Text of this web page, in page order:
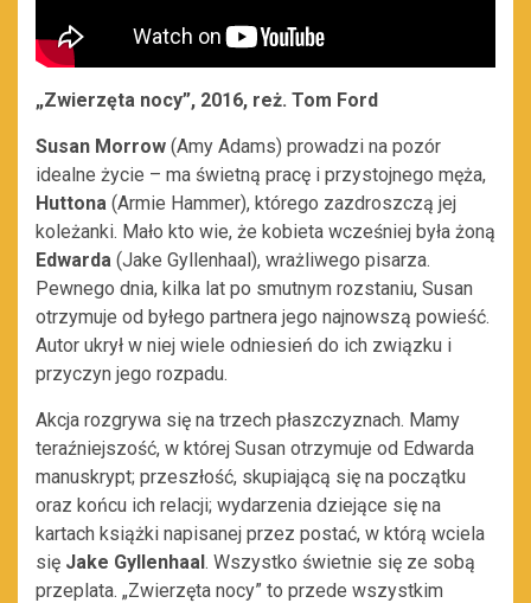
„Zwierzęta nocy”, 2016, reż. Tom Ford
Susan Morrow (Amy Adams) prowadzi na pozór
idealne życie – ma świetną pracę i przystojnego męża,
Huttona (Armie Hammer), którego zazdroszczą jej
koleżanki. Mało kto wie, że kobieta wcześniej była żoną
Edwarda (Jake Gyllenhaal), wrażliwego pisarza.
Pewnego dnia, kilka lat po smutnym rozstaniu, Susan
otrzymuje od byłego partnera jego najnowszą powieść.
Autor ukrył w niej wiele odniesień do ich związku i
przyczyn jego rozpadu.
Akcja rozgrywa się na trzech płaszczyznach. Mamy
teraźniejszość, w której Susan otrzymuje od Edwarda
manuskrypt; przeszłość, skupiającą się na początku
oraz końcu ich relacji; wydarzenia dziejące się na
kartach książki napisanej przez postać, w którą wciela
się Jake Gyllenhaal. Wszystko świetnie się ze sobą
przeplata. „Zwierzęta nocy” to przede wszystkim